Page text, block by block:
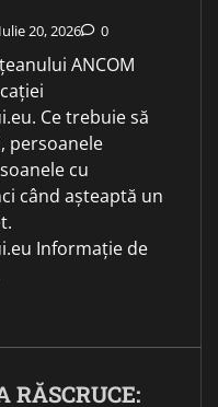
Iulie 20, 2026 0
ANCOM
Ce trebuie să
persoanele
cu
când așteaptă un
Informație de
RĂSCRUCE: